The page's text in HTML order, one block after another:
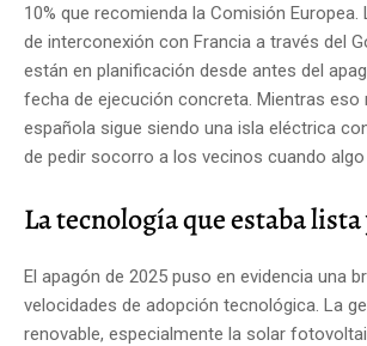
10% que recomienda la Comisión Europea.
de interconexión con Francia a través del
están en planificación desde antes del
fecha de ejecución concreta. Mientras eso
española sigue siendo una isla eléctrica
de pedir socorro a los vecinos cuando algo
La tecnología que estaba lista
El apagón de 2025 puso en evidencia una
velocidades de adopción tecnológica. La
renovable, especialmente la solar